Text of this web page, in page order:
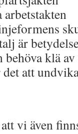
är
behöva klä
att
vi även